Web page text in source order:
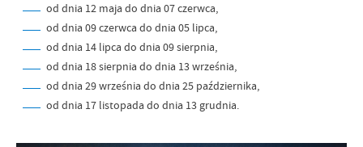
od dnia 12 maja do dnia 07 czerwca,
od dnia 09 czerwca do dnia 05 lipca,
od dnia 14 lipca do dnia 09 sierpnia,
od dnia 18 sierpnia do dnia 13 września,
od dnia 29 września do dnia 25 października,
od dnia 17 listopada do dnia 13 grudnia.